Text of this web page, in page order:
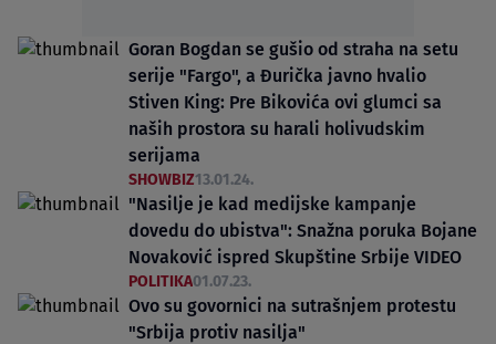
Goran Bogdan se gušio od straha na setu
serije "Fargo", a Đurička javno hvalio
Stiven King: Pre Bikovića ovi glumci sa
naših prostora su harali holivudskim
serijama
SHOWBIZ13.01.24.
"Nasilje je kad medijske kampanje
dovedu do ubistva": Snažna poruka Bojane
Novaković ispred Skupštine Srbije VIDEO
POLITIKA01.07.23.
Ovo su govornici na sutrašnjem protestu
"Srbija protiv nasilja"